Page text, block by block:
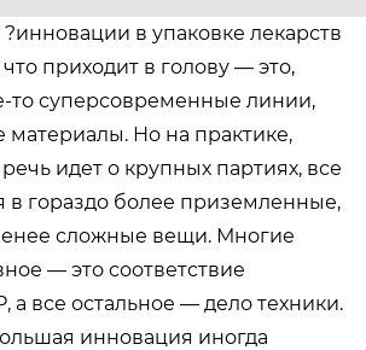
в упаковке лекарств
приходит в голову — это,
то суперсовременные линии,
Но на практике,
идет о крупных партиях, все
в гораздо более приземленные,
сложные вещи. Многие
— это соответствие
а все остальное — дело техники.
инновация иногда